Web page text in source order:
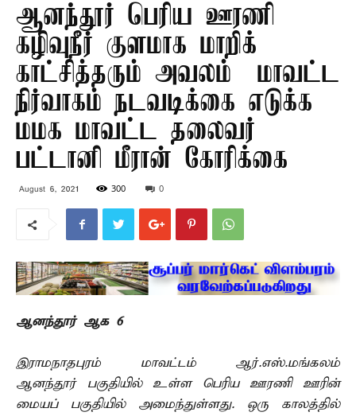
ஆனந்தூர் பெரிய ஊரணி
கழிவுநீர் குளமாக மாறிக்
காட்சித்தரும் அவலம் – மாவட்ட
நிர்வாகம் நடவடிக்கை எடுக்க
மமக மாவட்ட தலைவர்
பட்டானி மீரான் கோரிக்கை
August 6, 2021 300 0
ஆனந்தூர் ஆக 6 –
இராமநாதபுரம் மாவட்டம் ஆர்.எஸ்.மங்கலம்
ஆனந்தூர் பகுதியில் உள்ள பெரிய ஊரணி ஊரின்
மையப் பகுதியில் அமைந்துள்ளது. ஒரு காலத்தில்